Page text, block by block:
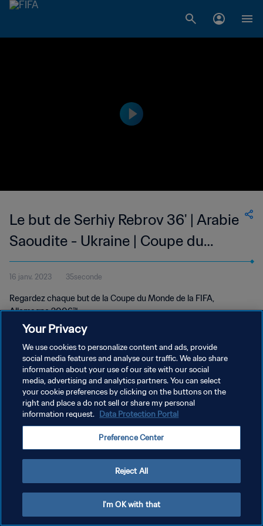
Le but de Serhiy Rebrov 36' | Arabie
Saoudite - Ukraine | Coupe du
Monde de la FIFA, Allemagne
2006™
16 janv. 2023 35seconde
Regardez chaque but de la Coupe du Monde de la FIFA,
Allemagne 2006™.
POLITIQUE DE CONFIDENTIALITÉ
CONDITIONS D'UTILISATION
GÉRER VOS PRÉFÉRENCES SUR LES COOKIES
Your Privacy
We use cookies to personalize content and ads, provide
social media features and analyse our traffic. We also share
information about your use of our site with our social
media, advertising and analytics partners. You can select
your cookie preferences by clicking on the buttons on the
right and place a do not sell or share my personal
information request. Data Protection Portal
Preference Center
Reject All
I'm OK with that